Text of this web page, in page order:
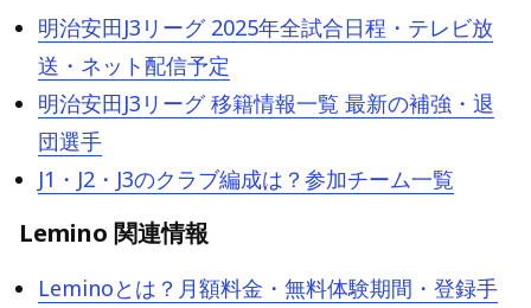
明治安田J3リーグ 2025年全試合日程・テレビ放
送・ネット配信予定
明治安田J3リーグ 移籍情報一覧 最新の補強・退
団選手
J1・J2・J3のクラブ編成は？参加チーム一覧
Lemino 関連情報
Leminoとは？月額料金・無料体験期間・登録手